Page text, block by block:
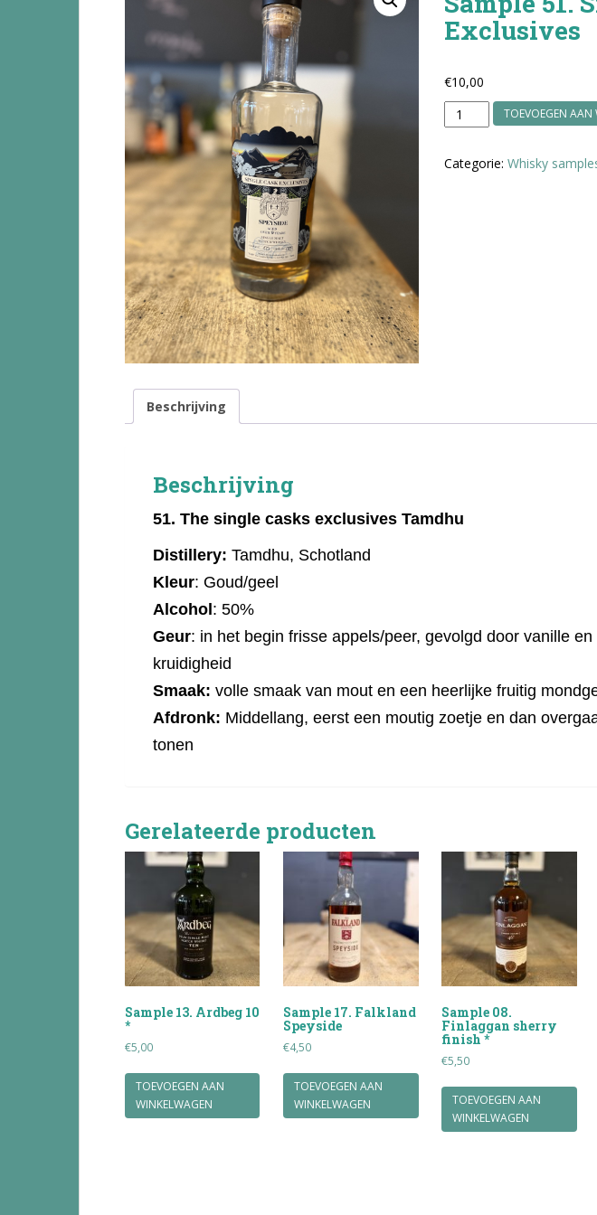
Exclusives
€10,00
Sample
51.
Cask
TOEVOEGEN AAN
Categorie: Whisky
Beschrijving
Beschrijving
51. The single casks exclusives Tamdhu
Distillery: Tamdhu, Schotland
Kleur: Goud/geel
Alcohol: 50%
Geur: in het begin frisse appels/peer, gevolgd door vanille en
kruidigheid
Smaak: volle smaak van mout en een heerlijke fruitig
Afdronk: Middellang, eerst een moutig zoetje en dan
tonen
Gerelateerde producten
Sample 13. Ardbeg 10
*
€5,00
TOEVOEGEN AAN
WINKELWAGEN
Sample 17. Falkland
Speyside
€4,50
TOEVOEGEN AAN
WINKELWAGEN
Sample 08.
Finlaggan sherry
finish *
€5,50
TOEVOEGEN AAN
WINKELWAGEN